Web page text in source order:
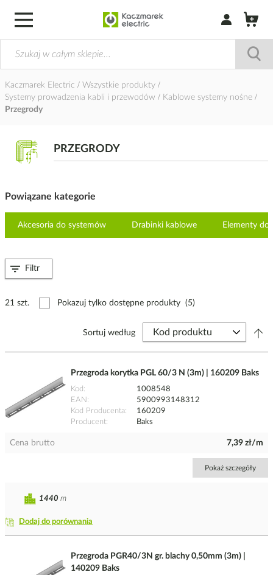
Zaloguj się /
Kaczmarek Electric
Wszystkie produkty
Systemy prowadzenia kabli i przewodów
Kablowe systemy nośne
Przegrody
PRZEGRODY
Powiązane kategorie
Akcesoria do systemów Drabinki kablowe Elementy do
21 szt. Pokazuj tylko dostępne produkty (5)
Sortuj według
Przegroda korytka PGL 60/3 N (3m) | 160209 Baks
Kod
1008548
EAN
5900993148312
Kod Producenta
160209
Producent
Baks
Cena brutto 7,39 zł/m
Pokaż szczegóły
Dodaj do porównania
1440 m
Przegroda PGR40/3N gr. blachy 0,50mm (3m) |
140209 Baks
Filtr